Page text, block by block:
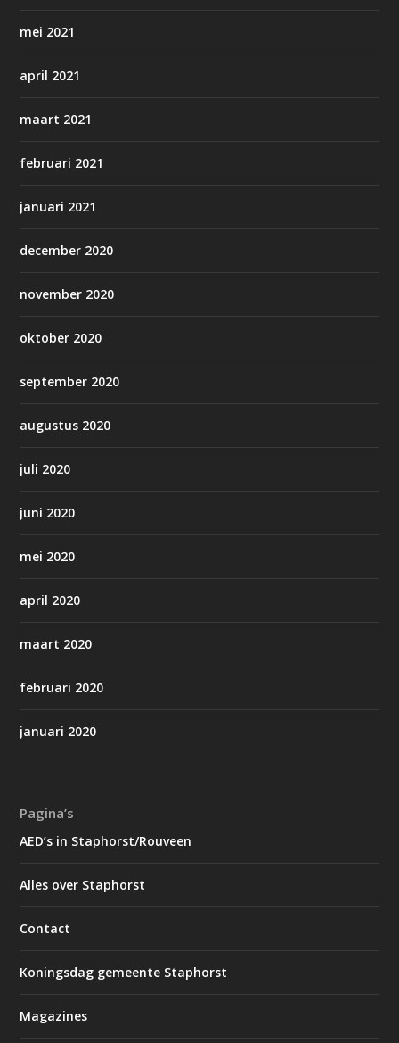
mei 2021
april 2021
maart 2021
februari 2021
januari 2021
december 2020
november 2020
oktober 2020
september 2020
augustus 2020
juli 2020
juni 2020
mei 2020
april 2020
maart 2020
februari 2020
januari 2020
Pagina’s
AED’s in Staphorst/Rouveen
Alles over Staphorst
Contact
Koningsdag gemeente Staphorst
Magazines